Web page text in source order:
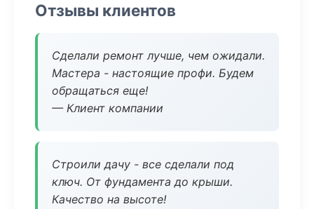
Отзывы клиентов
Сделали ремонт лучше, чем ожидали.
Мастера - настоящие профи. Будем
обращаться еще!
— Клиент компании
Строили дачу - все сделали под
ключ. От фундамента до крыши.
Качество на высоте!